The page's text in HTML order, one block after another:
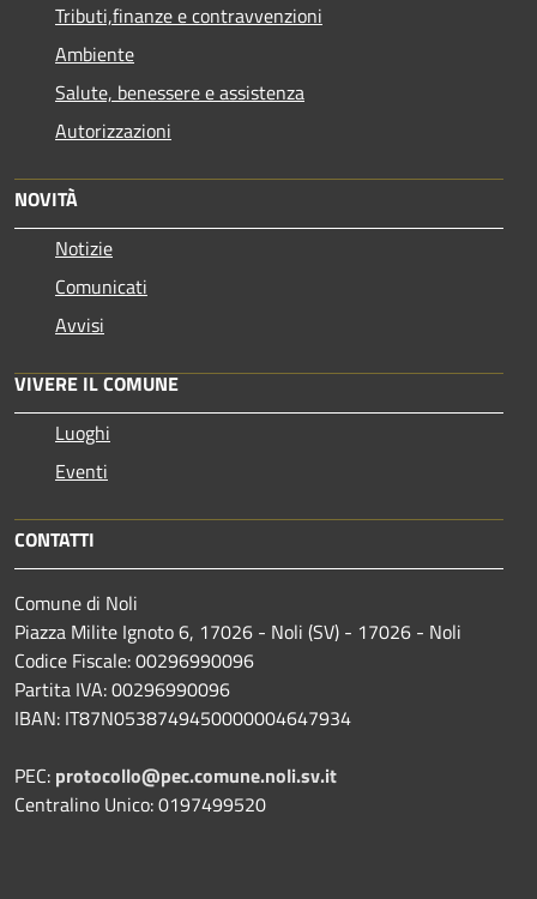
Tributi,finanze e contravvenzioni
Ambiente
Salute, benessere e assistenza
Autorizzazioni
NOVITÀ
Notizie
Comunicati
Avvisi
VIVERE IL COMUNE
Luoghi
Eventi
CONTATTI
Comune di Noli
Piazza Milite Ignoto 6, 17026 - Noli (SV) - 17026 - Noli
Codice Fiscale: 00296990096
Partita IVA: 00296990096
IBAN: IT87N0538749450000004647934
PEC: protocollo@pec.comune.noli.sv.it
Centralino Unico: 0197499520